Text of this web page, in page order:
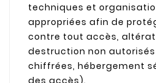
techniques et
appropriées afin de
contre tout accès,
destruction non
chiffrées, hébergement